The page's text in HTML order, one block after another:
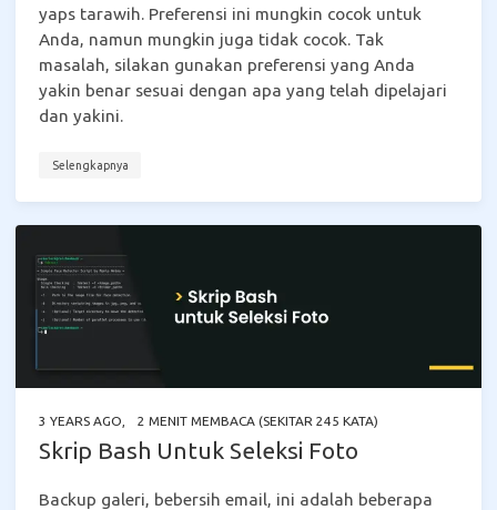
yaps tarawih. Preferensi ini mungkin cocok untuk
Anda, namun mungkin juga tidak cocok. Tak
masalah, silakan gunakan preferensi yang Anda
yakin benar sesuai dengan apa yang telah dipelajari
dan yakini.
Selengkapnya
3 YEARS AGO 2 MENIT MEMBACA (SEKITAR 245 KATA)
Skrip Bash Untuk Seleksi Foto
Backup galeri, bebersih email, ini adalah beberapa